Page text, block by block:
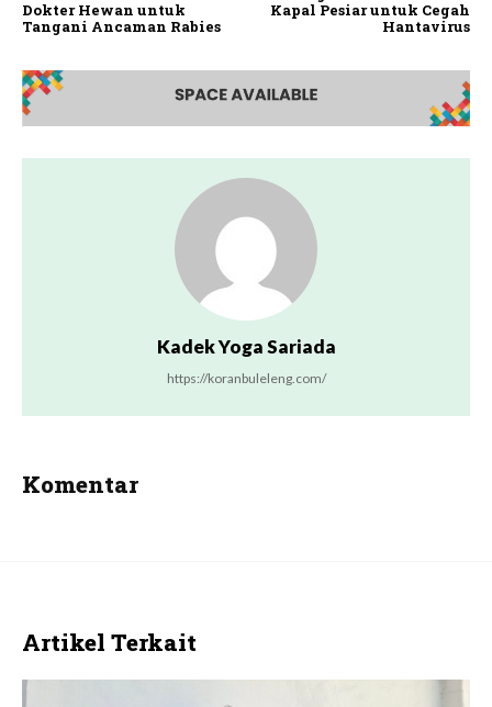
Dokter Hewan untuk
Tangani Ancaman Rabies
Kapal Pesiar untuk Cegah
Hantavirus
Kadek Yoga Sariada
https://koranbuleleng.com/
Komentar
Artikel Terkait